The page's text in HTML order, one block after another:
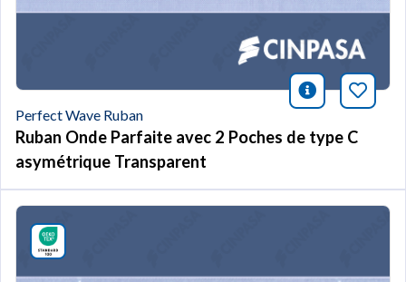
icono
Perfect Wave Ruban
Ruban Onde Parfaite avec 2 Poches de type C
asymétrique Transparent